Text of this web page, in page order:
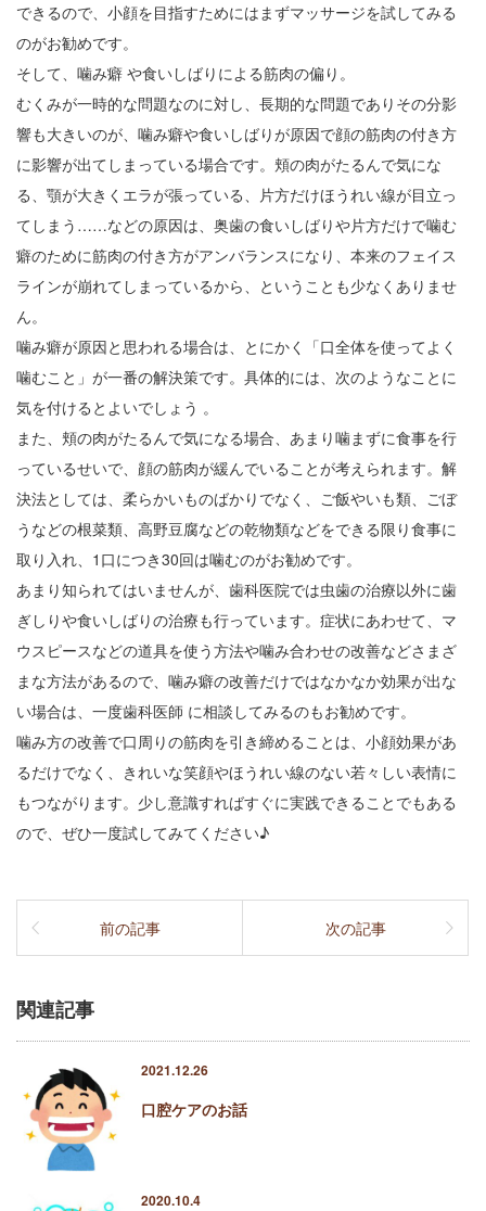
できるので、小顔を目指すためにはまずマッサージを試してみる
のがお勧めです。
そして、噛み癖 や食いしばりによる筋肉の偏り。
むくみが一時的な問題なのに対し、長期的な問題でありその分影
響も大きいのが、噛み癖や食いしばりが原因で顔の筋肉の付き方
に影響が出てしまっている場合です。頬の肉がたるんで気にな
る、顎が大きくエラが張っている、片方だけほうれい線が目立っ
てしまう……などの原因は、奥歯の食いしばりや片方だけで噛む
癖のために筋肉の付き方がアンバランスになり、本来のフェイス
ラインが崩れてしまっているから、ということも少なくありませ
ん。
噛み癖が原因と思われる場合は、とにかく「口全体を使ってよく
噛むこと」が一番の解決策です。具体的には、次のようなことに
気を付けるとよいでしょう 。
また、頬の肉がたるんで気になる場合、あまり噛まずに食事を行
っているせいで、顔の筋肉が緩んでいることが考えられます。解
決法としては、柔らかいものばかりでなく、ご飯やいも類、ごぼ
うなどの根菜類、高野豆腐などの乾物類などをできる限り食事に
取り入れ、1口につき30回は噛むのがお勧めです。
あまり知られてはいませんが、歯科医院では虫歯の治療以外に歯
ぎしりや食いしばりの治療も行っています。症状にあわせて、マ
ウスピースなどの道具を使う方法や噛み合わせの改善などさまざ
まな方法があるので、噛み癖の改善だけではなかなか効果が出な
い場合は、一度歯科医師 に相談してみるのもお勧めです。
噛み方の改善で口周りの筋肉を引き締めることは、小顔効果があ
るだけでなく、きれいな笑顔やほうれい線のない若々しい表情に
もつながります。少し意識すればすぐに実践できることでもある
ので、ぜひ一度試してみてください♪
前の記事 次の記事
関連記事
2021.12.26
口腔ケアのお話
2020.10.4